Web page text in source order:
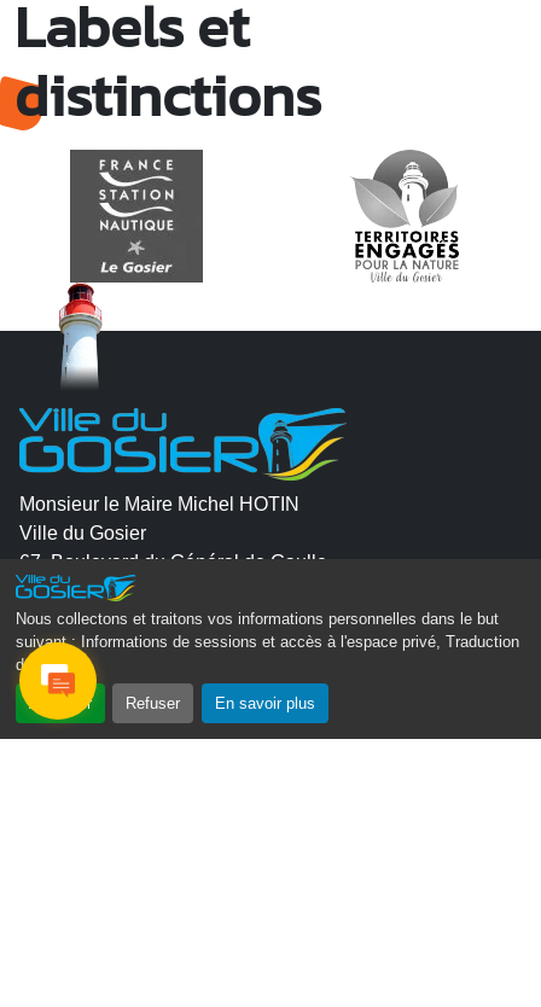
Nous collectons et traitons vos informations personnelles dans le but
suivant :
Informations de sessions et accès à l'espace privé, Traduction
des pages .
Accepter Refuser En savoir plus
Labels et
distinctions
Monsieur le Maire Michel HOTIN
Ville du Gosier
67, Boulevard du Général de Gaulle
97190 Le Gosier
Tél.05 90 84 86 86
Envoyer un email
Contacter la P.R.A.D.A